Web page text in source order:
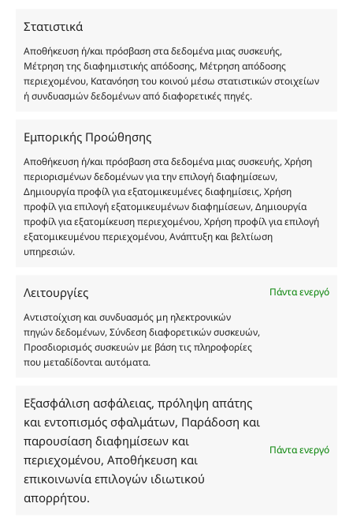
Στατιστικά
Αποθήκευση ή/και πρόσβαση στα δεδομένα μιας συσκευής,
Μέτρηση της διαφημιστικής απόδοσης, Μέτρηση απόδοσης
περιεχομένου, Κατανόηση του κοινού μέσω στατιστικών στοιχείων
ή συνδυασμών δεδομένων από διαφορετικές πηγές.
Εμπορικής Προώθησης
Αποθήκευση ή/και πρόσβαση στα δεδομένα μιας συσκευής, Χρήση
περιορισμένων δεδομένων για την επιλογή διαφημίσεων,
Δημιουργία προφίλ για εξατομικευμένες διαφημίσεις, Χρήση
προφίλ για επιλογή εξατομικευμένων διαφημίσεων, Δημιουργία
προφίλ για εξατομίκευση περιεχομένου, Χρήση προφίλ για επιλογή
εξατομικευμένου περιεχομένου, Ανάπτυξη και βελτίωση
υπηρεσιών.
Λειτουργίες
Πάντα ενεργό
Αντιστοίχιση και συνδυασμός μη ηλεκτρονικών
πηγών δεδομένων, Σύνδεση διαφορετικών συσκευών,
Προσδιορισμός συσκευών με βάση τις πληροφορίες
που μεταδίδονται αυτόματα.
Εξασφάλιση ασφάλειας, πρόληψη απάτης
και εντοπισμός σφαλμάτων, Παράδοση και
παρουσίαση διαφημίσεων και
περιεχομένου, Αποθήκευση και
επικοινωνία επιλογών ιδιωτικού
απορρήτου.
Πάντα ενεργό
αντίστοιχα αυθεντικά γνωστών οίκων. Οι
ονομασίες, οι εικόνες και τα σήματα των
προϊόντων αποτελούν αναφαίρετη και
κατοχυρωμένη εμπορικά ιδιοκτησία των
Δημιουργών-Οίκων. Οι εικόνες ενδέχεται να
Με επιφύλαξη κάθε νόμιμου δικαιώματος.
Eau de parfum
Αγίου Κωνσταντίνου 76
Τηλ. 2314 016010
ΑΦΜ 803285309
ΓΕΜΗ 193802504000
Δευτέρα: 08:30–16:30
Τρίτη: 08:30–16:30
Τετάρτη: 08:30–16:30
Πέμπτη: 08:30–16:30
Παρασκευή: 08:30–16:30